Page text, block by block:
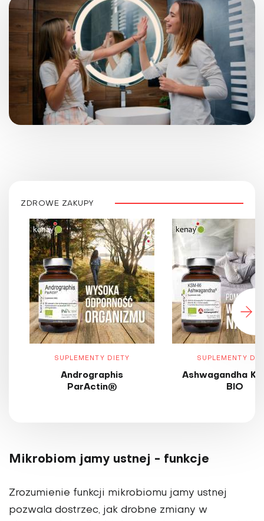
ZDROWE ZAKUPY
SUPLEMENTY DIETY
Andrographis
ParActin®
SUPLEMENTY
Ashwagandha
BIO
Mikrobiom jamy ustnej - funkcje
Zrozumienie funkcji mikrobiomu jamy ustnej
pozwala dostrzec, jak drobne zmiany w